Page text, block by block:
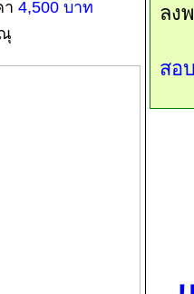
า 4,500 บาท
ลง
สอ